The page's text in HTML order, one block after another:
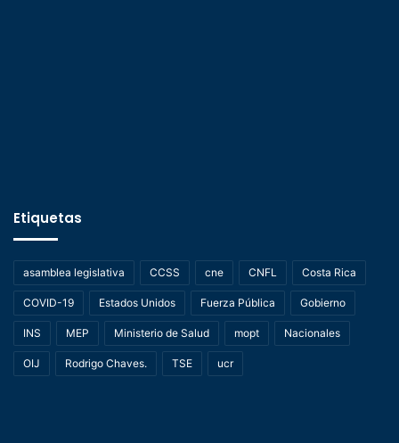
Etiquetas
asamblea legislativa CCSS cne CNFL Costa Rica
COVID-19 Estados Unidos Fuerza Pública Gobierno
INS MEP Ministerio de Salud mopt Nacionales
OIJ Rodrigo Chaves. TSE ucr